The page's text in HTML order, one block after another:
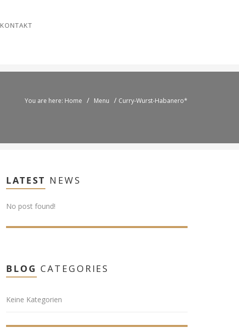
KONTAKT
You are here: Home / Menu / Curry-Wurst-Habanero*
LATEST NEWS
No post found!
BLOG CATEGORIES
Keine Kategorien